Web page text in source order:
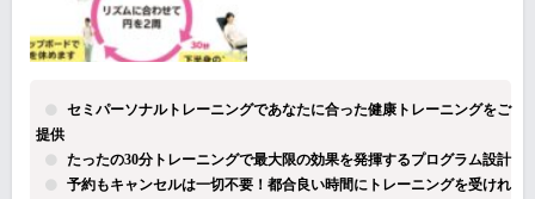
セミパーソナルトレーニングであなたに合った健康トレーニングをご
提供
たったの30分トレーニングで最大限の効果を発揮するプログラム設計
予約もキャンセルは一切不要！都合良い時間にトレーニングを受けれ